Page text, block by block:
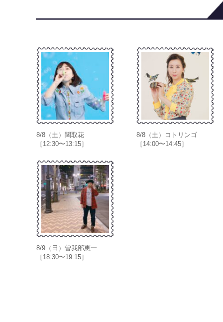
8/8（土）関取花
［12:30〜13:15］
8/8（土）コトリンゴ
［14:00〜14:45］
8/9（日）曽我部恵一
［18:30〜19:15］